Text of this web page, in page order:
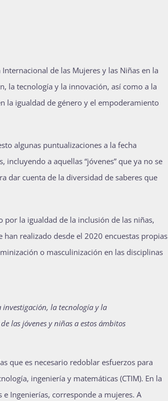
de las Mujeres y las Niñas en la
la tecnología y la innovación, así como a la
la igualdad de género y el empoderamiento
algunas puntualizaciones a la fecha
incluyendo a aquellas “jóvenes” que ya no se
dar cuenta de la diversidad de saberes que
por la igualdad de la inclusión de las niñas,
han realizado desde el 2020 encuestas propias
o masculinización en las disciplinas
investigación, la tecnología y la
de las jóvenes y niñas a estos ámbitos
que es necesario redoblar esfuerzos para
ingeniería y matemáticas (CTIM). En la
Ingenierías, corresponde a mujeres. A